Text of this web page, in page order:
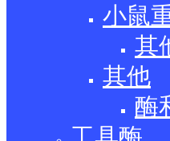
小鼠
其
其他
酶